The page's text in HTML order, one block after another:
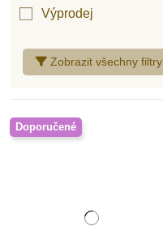
Zobrazit všechny filtry
Výprodej
Doporučené